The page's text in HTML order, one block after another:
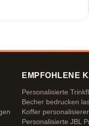
EMPFOHLENE
Personalisierte
Becher bedrucken
Koffer
Personalisierte JBL